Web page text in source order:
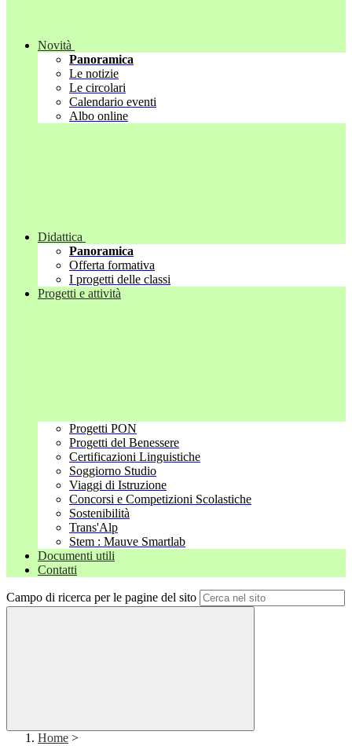
Novità
Panoramica
Le notizie
Le circolari
Calendario eventi
Albo online
Didattica
Panoramica
Offerta formativa
I progetti delle classi
Progetti e attività
Progetti PON
Progetti del Benessere
Certificazioni Linguistiche
Soggiorno Studio
Viaggi di Istruzione
Concorsi e Competizioni Scolastiche
Sostenibilità
Trans'Alp
Stem : Mauve Smartlab
Documenti utili
Contatti
Campo di ricerca per le pagine del sito
Home >